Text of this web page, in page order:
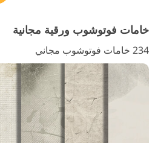
خامات فوتوشوب ورقية مجانية
234 خامات فوتوشوب مجاني